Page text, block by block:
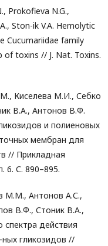
Prokofieva N.G.,
Ston-ik V.A. Hemolytic
Cucumariidae family
toxins // J. Nat. Toxins.
Киселева М.И., Себко
В.А., Антонов В.Ф.
и полиеновых
мембран для
// Прикладная
6. С. 890–895.
М.М., Антонов А.С.,
В.Ф., Стоник В.А.,
спектра действия
гликозидов //